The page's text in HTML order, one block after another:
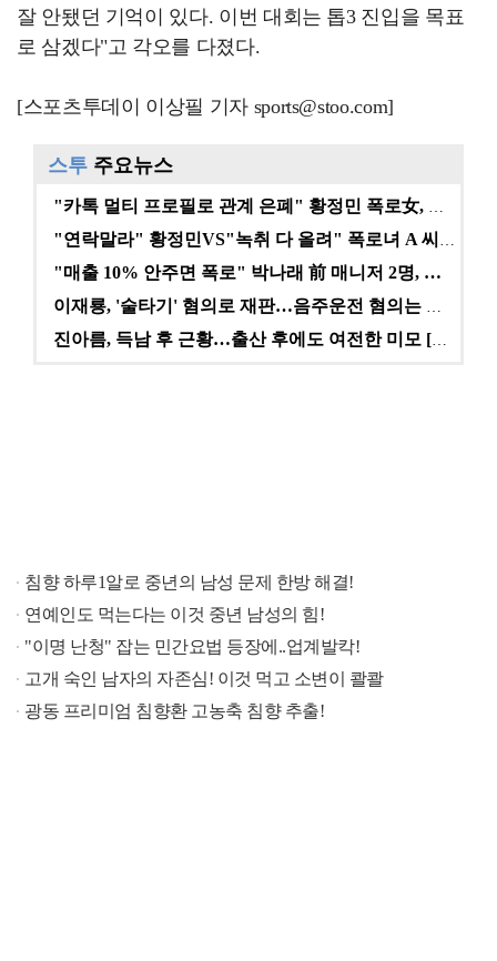
잘 안됐던 기억이 있다. 이번 대회는 톱3 진입을 목표
로 삼겠다"고 각오를 다졌다.
[스포츠투데이 이상필 기자 sports@stoo.com]
스투 주요뉴스
"카톡 멀티 프로필로 관계 은폐" 황정민 폭로女, 문자…
"연락말라" 황정민VS"녹취 다 올려" 폭로녀 A 씨,…
"매출 10% 안주면 폭로" 박나래 前 매니저 2명, …
이재룡, '술타기' 혐의로 재판…음주운전 혐의는 미적용…
진아름, 득남 후 근황…출산 후에도 여전한 미모 [스타…